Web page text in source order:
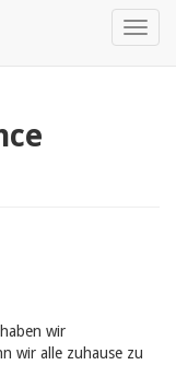
wir
wir alle zuhause zu